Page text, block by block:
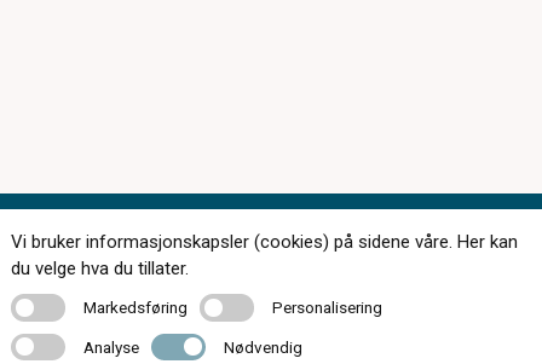
Kontakt oss
Vi bruker informasjonskapsler (cookies) på sidene våre. Her kan
du velge hva du tillater.
MarkedsføringMarkedsføring PersonaliseringPersonalisering
Analyse Analyse Nødvendig Nødvendig